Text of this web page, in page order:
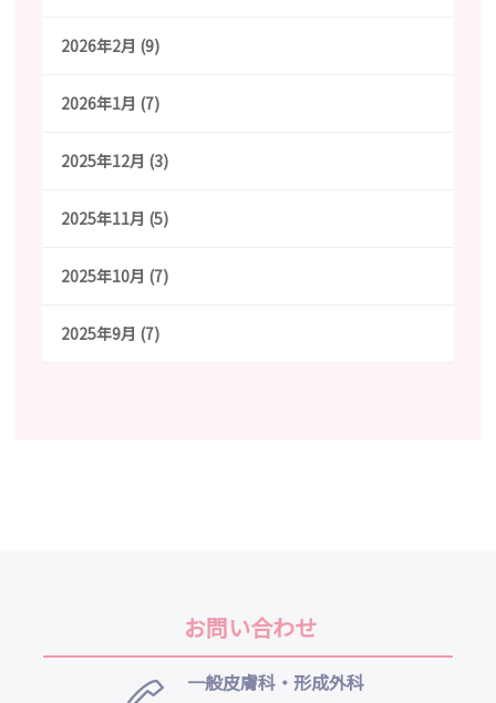
2026年2月 (9)
2026年1月 (7)
2025年12月 (3)
2025年11月 (5)
2025年10月 (7)
2025年9月 (7)
お問い合わせ
一般皮膚科・形成外科